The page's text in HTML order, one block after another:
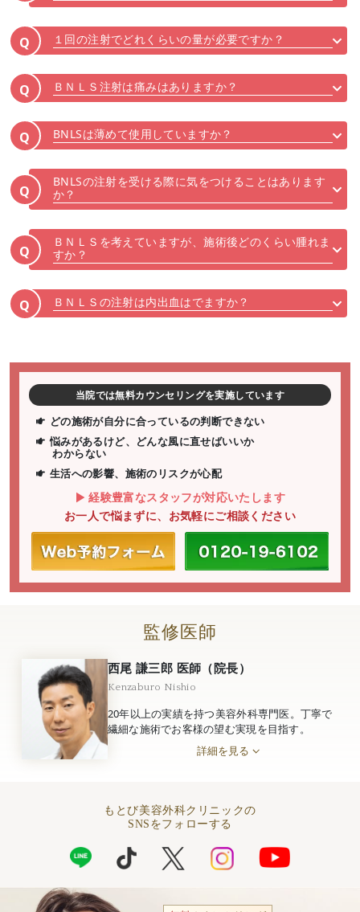
Q １回の注射でどれくらいの量が必要ですか？
Q ＢＮＬＳ注射は痛みはありますか？
Q BNLSは薄めて使用していますか？
Q
BNLSの注射を受ける際に気をつけることはあります
か？
Q
ＢＮＬＳを考えていますが、施術後どのくらい腫れま
すか？
Q ＢＮＬＳの注射は内出血はでますか？
当院では無料カウンセリングを実施しています
どの施術が自分に合っているの判断できない
悩みがあるけど、どんな風に直せばいいか
わからない
生活への影響、施術のリスクが心配
経験豊富なスタッフが対応いたします
お一人で悩まずに、お気軽にご相談ください
監修医師
西尾 謙三郎 医師（院長）
Kenzaburo Nishio
20年以上の実績を持つ美容外科専門医。丁寧で
繊細な施術でお客様の望む実現を目指す。
詳細を見る
もとび美容外科クリニックの
SNSをフォローする